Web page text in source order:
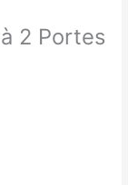
2 Portes